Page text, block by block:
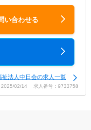
い合わせる
祉法人中日会の求人一覧
2025/02/14 求人番号：9733758